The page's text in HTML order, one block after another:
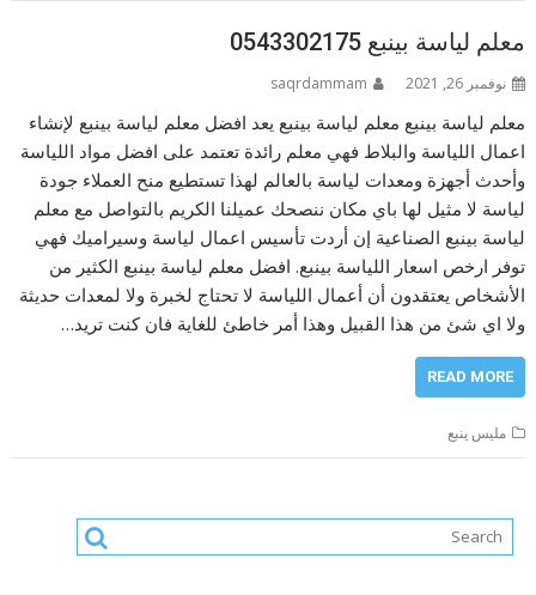
معلم لياسة بينبع 0543302175
نوفمبر 26, 2021 saqrdammam
معلم لياسة بينبع معلم لياسة بينبع يعد افضل معلم لياسة بينبع لإنشاء
اعمال اللياسة والبلاط فهي معلم رائدة تعتمد على افضل مواد اللياسة
وأحدث أجهزة ومعدات لياسة بالعالم لهذا تستطيع منح العملاء جودة
لياسة لا مثيل لها باي مكان ننصحك عميلنا الكريم بالتواصل مع معلم
لياسة بينبع الصناعية إن أردت تأسيس اعمال لياسة وسيراميك فهي
توفر ارخص اسعار اللياسة بينبع. افضل معلم لياسة بينبع الكثير من
الأشخاص يعتقدون أن أعمال اللياسة لا تحتاج لخبرة ولا لمعدات حديثة
ولا اي شئ من هذا القبيل وهذا أمر خاطئ للغاية فان كنت تريد…
READ MORE
مليس ينبع